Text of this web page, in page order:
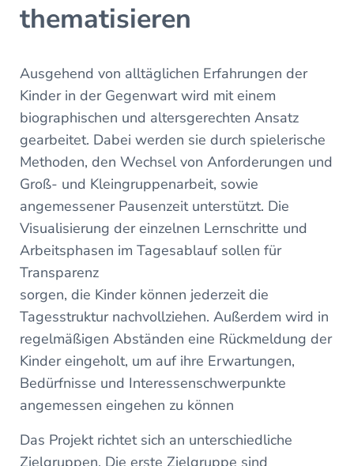
thematisieren
Ausgehend von alltäglichen Erfahrungen der
Kinder in der Gegenwart wird mit einem
biographischen und altersgerechten Ansatz
gearbeitet. Dabei werden sie durch spielerische
Methoden, den Wechsel von Anforderungen und
Groß- und Kleingruppenarbeit, sowie
angemessener Pausenzeit unterstützt. Die
Visualisierung der einzelnen Lernschritte und
Arbeitsphasen im Tagesablauf sollen für
Transparenz
sorgen, die Kinder können jederzeit die
Tagesstruktur nachvollziehen. Außerdem wird in
regelmäßigen Abständen eine Rückmeldung der
Kinder eingeholt, um auf ihre Erwartungen,
Bedürfnisse und Interessenschwerpunkte
angemessen eingehen zu können
Das Projekt richtet sich an unterschiedliche